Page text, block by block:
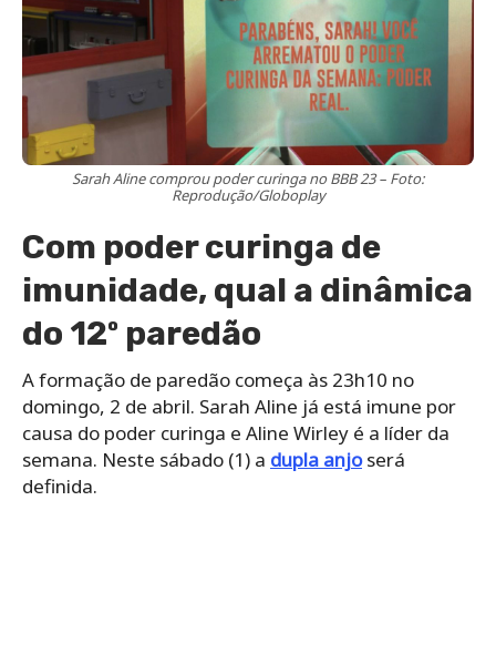
Sarah Aline comprou poder curinga no BBB 23 – Foto:
Reprodução/Globoplay
Com poder curinga de
imunidade, qual a dinâmica
do 12º paredão
A formação de paredão começa às 23h10 no
domingo, 2 de abril. Sarah Aline já está imune por
causa do poder curinga e Aline Wirley é a líder da
semana. Neste sábado (1) a dupla anjoserá
definida.